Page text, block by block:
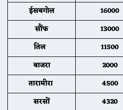
ईसबगोल
16000
सौंफ
13000
तिल
11500
बाजरा
2000
तारामीरा
4500
सरसों
4320